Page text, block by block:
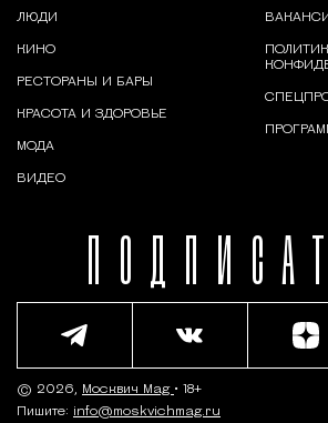
ЛЮДИ
КИНО
РЕСТОРАНЫ И БАРЫ
КРАСОТА И ЗДОРОВЬЕ
МОДА
ВИДЕО
© 2026, Москвич Mag • 18+
Пишите: info@moskvichmag.ru